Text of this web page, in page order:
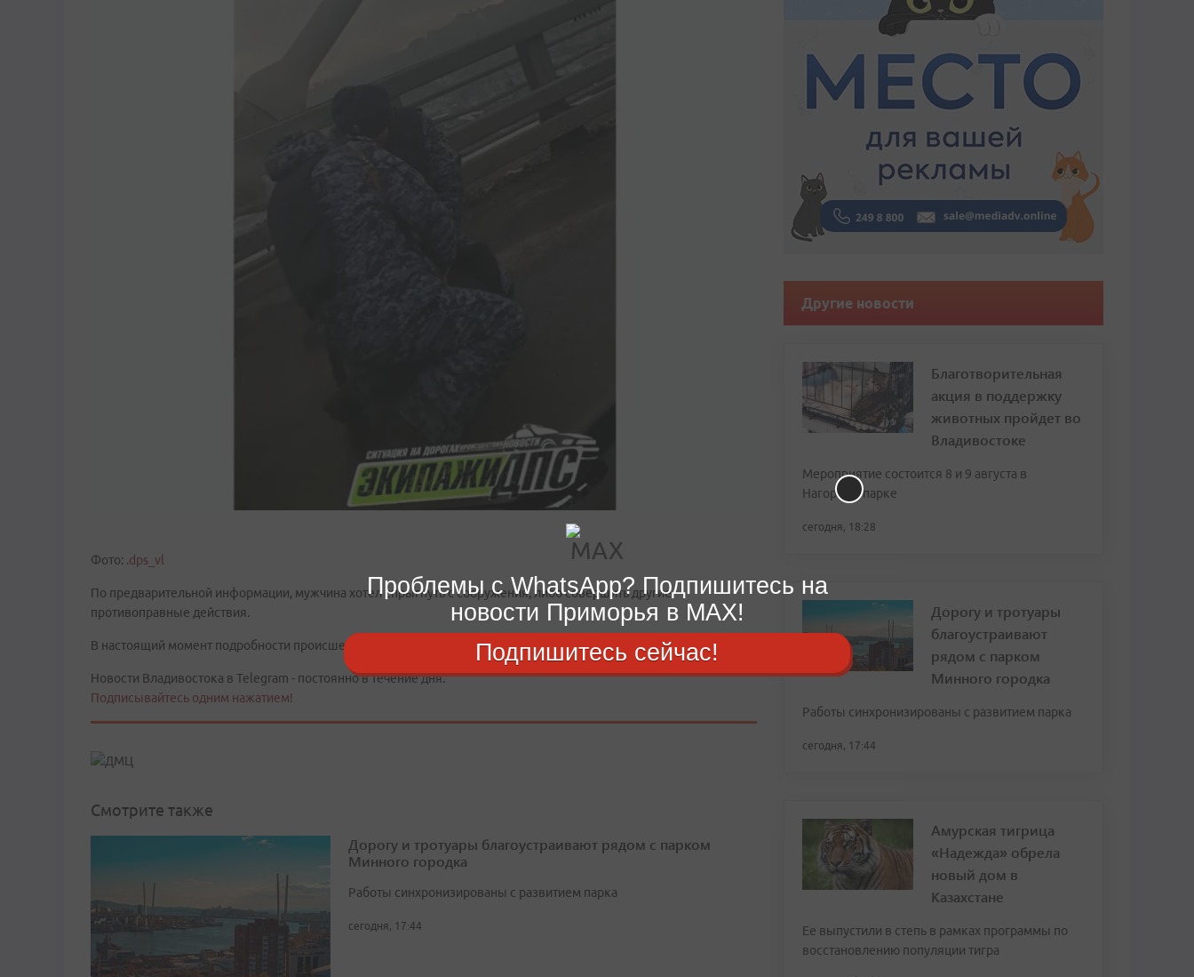
Фото: .dps_vl
По предварительной информации, мужчина хотел спрыгнуть с сооружения, либо совершить другие
противоправные действия.
В настоящий момент подробности происшествия устанавливаются.
Новости Владивостока в Telegram - постоянно в течение дня.
Подписывайтесь одним нажатием!
Смотрите также
Дорогу и тротуары благоустраивают рядом с парком
Минного городка
Работы синхронизированы с развитием парка
сегодня, 17:44
Другие новости
Благотворительная
акция в поддержку
животных пройдет во
Владивостоке
Мероприятие состоится 8 и 9 августа в
Нагорном парке
сегодня, 18:28
Дорогу и тротуары
благоустраивают
рядом с парком
Минного городка
Работы синхронизированы с развитием парка
сегодня, 17:44
Амурская тигрица
«Надежда» обрела
новый дом в
Казахстане
Ее выпустили в степь в рамках программы по
восстановлению популяции тигра
Проблемы с WhatsApp? Подпишитесь на
новости Приморья в MAX!
Подпишитесь сейчас!